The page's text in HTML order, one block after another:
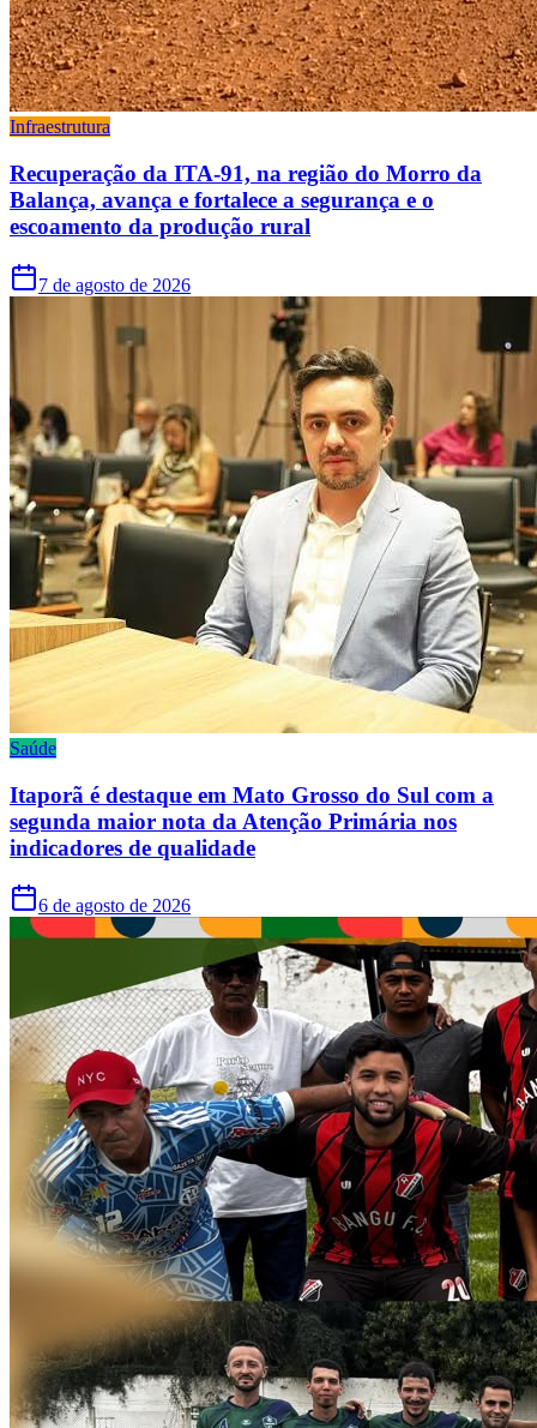
Infraestrutura
Recuperação da ITA-91, na região do Morro da
Balança, avança e fortalece a segurança e o
escoamento da produção rural
7 de agosto de 2026
Saúde
Itaporã é destaque em Mato Grosso do Sul com a
segunda maior nota da Atenção Primária nos
indicadores de qualidade
6 de agosto de 2026